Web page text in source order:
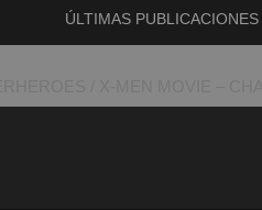
ÚLTIMAS PUBLICACIONES